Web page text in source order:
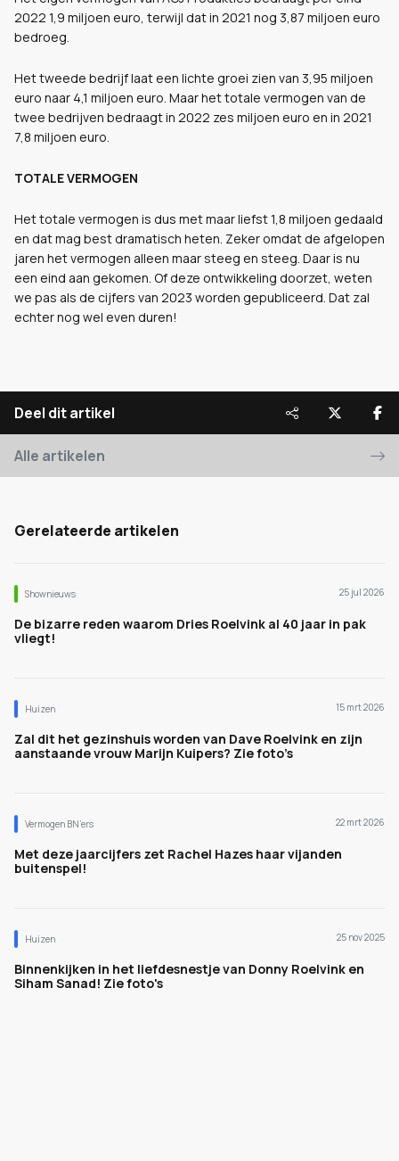
2022 1,9 miljoen euro, terwijl dat in 2021 nog 3,87 miljoen euro
bedroeg.
Het tweede bedrijf laat een lichte groei zien van 3,95 miljoen
euro naar 4,1 miljoen euro. Maar het totale vermogen van de
twee bedrijven bedraagt in 2022 zes miljoen euro en in 2021
7,8 miljoen euro.
TOTALE VERMOGEN
Het totale vermogen is dus met maar liefst 1,8 miljoen gedaald
en dat mag best dramatisch heten. Zeker omdat de afgelopen
jaren het vermogen alleen maar steeg en steeg. Daar is nu
een eind aan gekomen. Of deze ontwikkeling doorzet, weten
we pas als de cijfers van 2023 worden gepubliceerd. Dat zal
echter nog wel even duren!
Deel dit artikel
Alle artikelen
Gerelateerde artikelen
Shownieuws 25 jul 2026
De bizarre reden waarom Dries Roelvink al 40 jaar in pak
vliegt!
Huizen 15 mrt 2026
Zal dit het gezinshuis worden van Dave Roelvink en zijn
aanstaande vrouw Marijn Kuipers? Zie foto’s
Vermogen BN’ers 22 mrt 2026
Met deze jaarcijfers zet Rachel Hazes haar vijanden
buitenspel!
Huizen 25 nov 2025
Binnenkijken in het liefdesnestje van Donny Roelvink en
Siham Sanad! Zie foto's